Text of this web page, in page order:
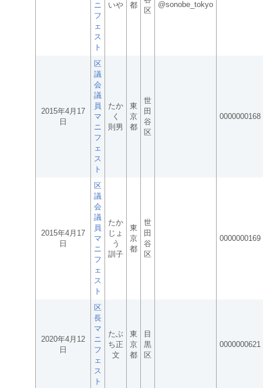
ニ
フ
ェ
ス
ト
いや 都
区
@sonobe_tokyo
2015年4月17
日
区
議
会
議
員
マ
ニ
フ
ェ
ス
ト
たか
く
則男
東
京
都
世
田
谷
区
0000000168
2015年4月17
日
区
議
会
議
員
マ
ニ
フ
ェ
ス
ト
たか
じょ
う
訓子
東
京
都
世
田
谷
区
0000000169
2020年4月12
日
区
長
マ
ニ
フ
ェ
ス
ト
たぶ
ち正
文
東
京
都
目
黒
区
0000000621